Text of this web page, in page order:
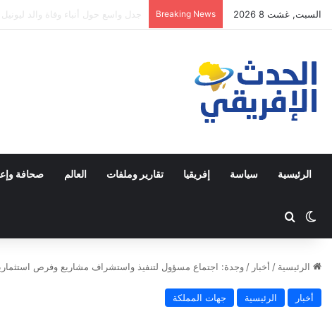
السبت, غشت 8 2026 Breaking News فاطمةالزهراءباتا: البطالة
الرئيسية سياسة إفريقيا تقارير وملفات العالم صحافة
Switch skin
ابحث عن
الرئيسية / أخبار / وجدة: اجتماع مسؤول لتنفيذ واستشراف مشاريع وفرص
أخبار الرئيسية جهات المملكة